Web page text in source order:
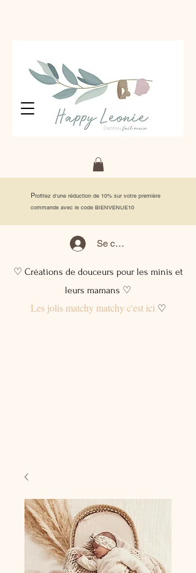
Profitez d'une réduction de 10% sur votre première
commande avec le code BIENVENUE10
Se connecter
♡ Créations de douceurs pour les minis et
leurs mamans ♡
Les jolis matchy matchy c'est ici♡